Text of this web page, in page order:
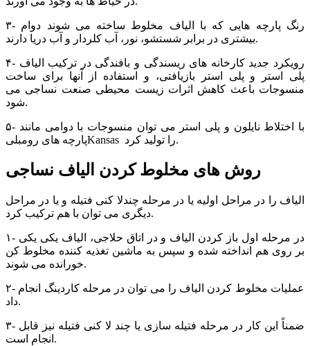
۳- رنگ پارچه هایی که با الیاف مخلوط ساخته می شوند دوام
بیشتری در برابر شستشو، نور، آب کلردار و آب دریا دارند.
۴- رویکرد جدید کارخانه های ریسندگی و بافندگی در ترکیب الیاف
پلی استر و پلی استر بازیافتی، و استفاده از آنها برای ساخت
منسوجات باعث کاهش اثرات زیست محیطی صنعت نساجی می
شود.
۵- با اختلاط نایلون و پلی استر می توان منسوجات با دوامی مانند
پارچه های رومبلیKansas را تولید کرد.
روش های مخلوط کردن الیاف نساجی
الیاف را در مراحل اولیه یا در مرحله چندلا کنی فتیله و یا در مراحل
دیگری می توان با هم ترکیب کرد.
۱- در مرحله اول باز کردن الیاف و در اتاق حلاجی، الیاف یکی یکی
بر روی هم انداخته شده و سپس به ماشین تغذیه کننده مخلوط کن
خورانده می شوند.
۲- عملیات مخلوط کردن الیاف را می توان در مرحله کاردینگ انجام
داد.
۳- ضمناً این کار در مرحله فتیله سازی یا چند لا کنی فتیله نیز قابل
انجام است.